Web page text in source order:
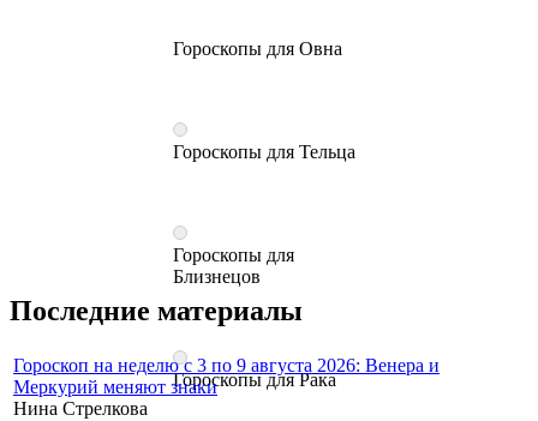
Гороскопы для Овна
Гороскопы для Тельца
Гороскопы для
Близнецов
Гороскопы для Рака
Последние материалы
Гороскоп на неделю с 3 по 9 августа 2026: Венера и
Меркурий меняют знаки
Нина Стрелкова